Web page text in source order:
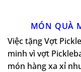
MÓN QUÀ
Việc tặng Vợt
minh vì vợt
món hàng xa xỉ